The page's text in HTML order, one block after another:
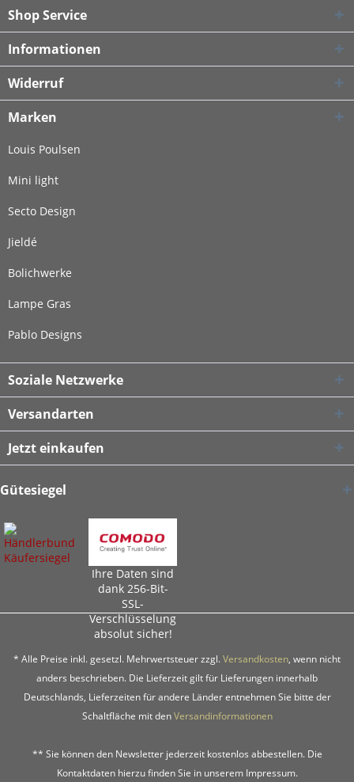
Shop Service
Informationen
Widerruf
Marken
Louis Poulsen
Mini light
Secto Design
Jieldé
Bolichwerke
Lampe Gras
Pablo Designs
Soziale Netzwerke
Versandarten
Jetzt einkaufen
Gütesiegel
Ihre Daten sind
dank 256-Bit-
SSL-
Verschlüsselung
absolut sicher!
* Alle Preise inkl. gesetzl. Mehrwertsteuer zzgl.Versandkosten, wenn nicht
anders beschrieben. Die Lieferzeit gilt für Lieferungen innerhalb
Deutschlands, Lieferzeiten für andere Länder entnehmen Sie bitte der
Schaltfläche mit denVersandinformationen
** Sie können den Newsletter jederzeit kostenlos abbestellen. Die
Kontaktdaten hierzu finden Sie in unserem Impressum.